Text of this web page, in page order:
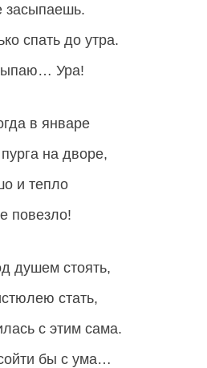
засыпаешь.
спать до утра.
Ура!
в январе
на дворе,
и тепло
повезло!
душем стоять,
стать,
с этим сама.
бы с ума…